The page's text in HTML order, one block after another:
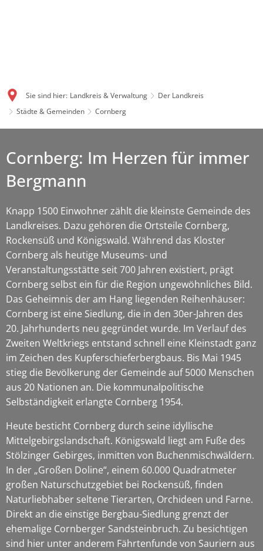
Sie sind hier: Landkreis & Verwaltung
Der Landkreis
Städte & Gemeinden
Cornberg
Cornberg: Im Herzen für immer
Bergmann
Knapp 1500 Einwohner zählt die kleinste Gemeinde des
Landkreises. Dazu gehören die Ortsteile Cornberg,
Rockensüß und Königswald. Während das Kloster
Cornberg als heutige Museums- und
Veranstaltungsstätte seit 700 Jahren existiert, prägt
Cornberg selbst ein für die Region ungewöhnliches Bild.
Das Geheimnis der am Hang liegenden Reihenhäuser:
Cornberg ist eine Siedlung, die in den 30er-Jahren des
20. Jahrhunderts neu gegründet wurde. Im Verlauf des
Zweiten Weltkriegs entstand schnell eine Kleinstadt ganz
im Zeichen des Kupferschieferbergbaus. Bis Mai 1945
stieg die Bevölkerung der Gemeinde auf 5000 Menschen
aus 20 Nationen an. Die kommunalpolitische
Selbständigkeit erlangte Cornberg 1954.
Heute besticht Cornberg durch seine idyllische
Mittelgebirgslandschaft. Königswald liegt am Fuße des
Stölzinger Gebirges, inmitten von Buchenmischwäldern.
In der „Großen Doline“, einem 60.000 Quadratmeter
großen Naturschutzgebiet bei Rockensüß, finden
Naturliebhaber seltene Tierarten, Orchideen und Farne.
Direkt an die einstige Bergbau-Siedlung grenzt der
ehemalige Cornberger Sandsteinbruch. Zu besichtigen
sind hier unter anderem Fährtenfunde von Sauriern aus